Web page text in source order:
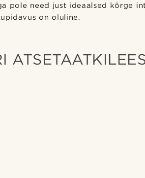
pole need just ideaalsed kõrge
on oluline.